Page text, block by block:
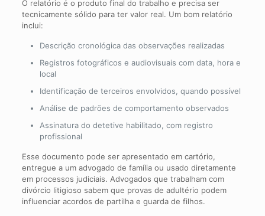
O relatório é o produto final do trabalho e precisa ser
tecnicamente sólido para ter valor real. Um bom relatório
inclui:
Descrição cronológica das observações realizadas
Registros fotográficos e audiovisuais com data, hora e
local
Identificação de terceiros envolvidos, quando possível
Análise de padrões de comportamento observados
Assinatura do detetive habilitado, com registro
profissional
Esse documento pode ser apresentado em cartório,
entregue a um advogado de família ou usado diretamente
em processos judiciais. Advogados que trabalham com
divórcio litigioso sabem que provas de adultério podem
influenciar acordos de partilha e guarda de filhos.